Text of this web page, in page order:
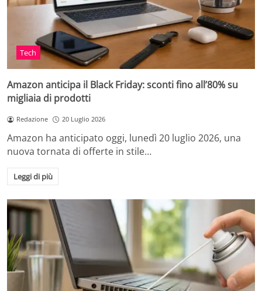
Tech
Amazon anticipa il Black Friday: sconti fino all’80% su
migliaia di prodotti
Redazione 20 Luglio 2026
Amazon ha anticipato oggi, lunedì 20 luglio 2026, una
nuova tornata di offerte in stile…
Leggi di più